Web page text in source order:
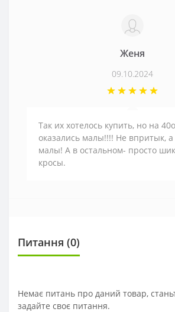
Женя
09.10.2024
Так их хотелось купить, но на
оказались малы!!!! Не впритык,
малы! А в остальном- просто
кросы.
Питання (0)
Немає питань про даний товар,
задайте своє питання.